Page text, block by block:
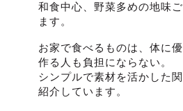
和食中心、野菜多めの地味
ます。
お家で食べるものは、体に
作る人も負担にならない。
シンプルで素材を活かした
紹介しています。